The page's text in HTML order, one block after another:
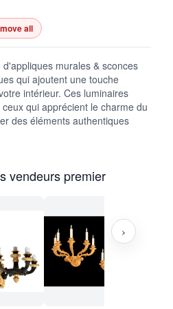
all
murales & sconces
qui ajoutent une touche
intérieur. Ces luminaires
qui apprécient le charme du
des éléments authentiques
vendeurs premier
›